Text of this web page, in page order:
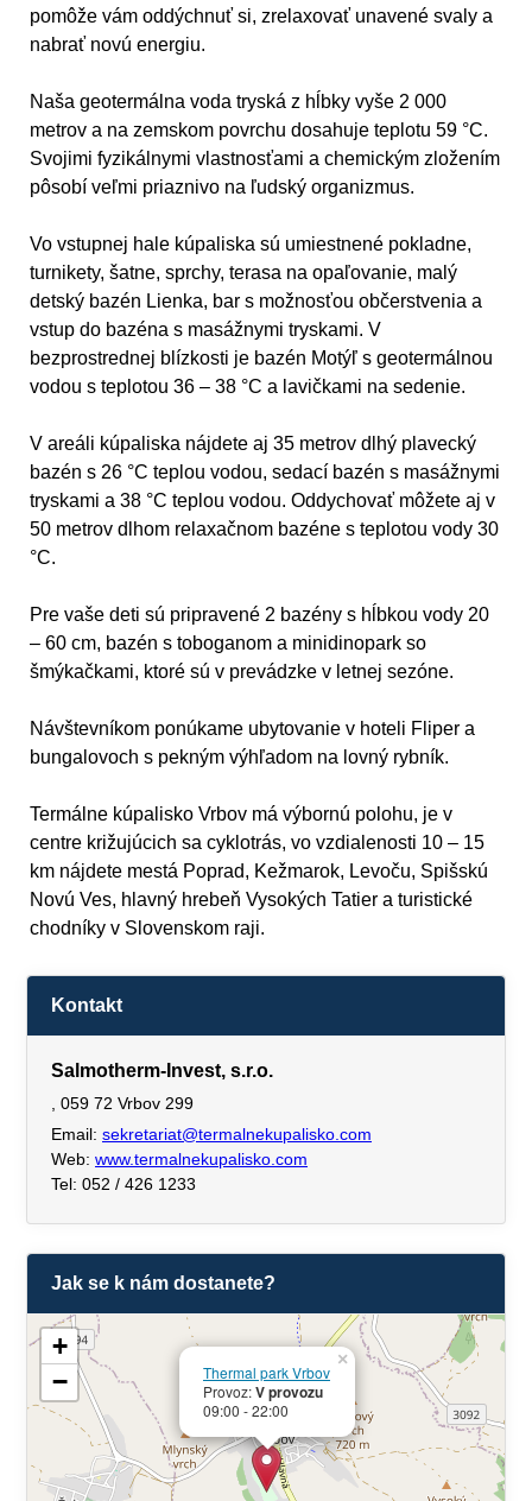
pomôže vám oddýchnuť si, zrelaxovať unavené svaly a
nabrať novú energiu.
Naša geotermálna voda tryská z hĺbky vyše 2 000
metrov a na zemskom povrchu dosahuje teplotu 59 °C.
Svojimi fyzikálnymi vlastnosťami a chemickým zložením
pôsobí veľmi priaznivo na ľudský organizmus.
Vo vstupnej hale kúpaliska sú umiestnené pokladne,
turnikety, šatne, sprchy, terasa na opaľovanie, malý
detský bazén Lienka, bar s možnosťou občerstvenia a
vstup do bazéna s masážnymi tryskami. V
bezprostrednej blízkosti je bazén Motýľ s geotermálnou
vodou s teplotou 36 – 38 °C a lavičkami na sedenie.
V areáli kúpaliska nájdete aj 35 metrov dlhý plavecký
bazén s 26 °C teplou vodou, sedací bazén s masážnymi
tryskami a 38 °C teplou vodou. Oddychovať môžete aj v
50 metrov dlhom relaxačnom bazéne s teplotou vody 30
°C.
Pre vaše deti sú pripravené 2 bazény s hĺbkou vody 20
– 60 cm, bazén s toboganom a minidinopark so
šmýkačkami, ktoré sú v prevádzke v letnej sezóne.
Návštevníkom ponúkame ubytovanie v hoteli Fliper a
bungalovoch s pekným výhľadom na lovný rybník.
Termálne kúpalisko Vrbov má výbornú polohu, je v
centre križujúcich sa cyklotrás, vo vzdialenosti 10 – 15
km nájdete mestá Poprad, Kežmarok, Levoču, Spišskú
Novú Ves, hlavný hrebeň Vysokých Tatier a turistické
chodníky v Slovenskom raji.
Kontakt
Salmotherm-Invest, s.r.o.
, 059 72 Vrbov 299
Email: sekretariat@termalnekupalisko.com
Web: www.termalnekupalisko.com
Tel: 052 / 426 1233
Jak se k nám dostanete?
Thermal park Vrbov
Provoz:V provozu
09:00 - 22:00
×
+
−